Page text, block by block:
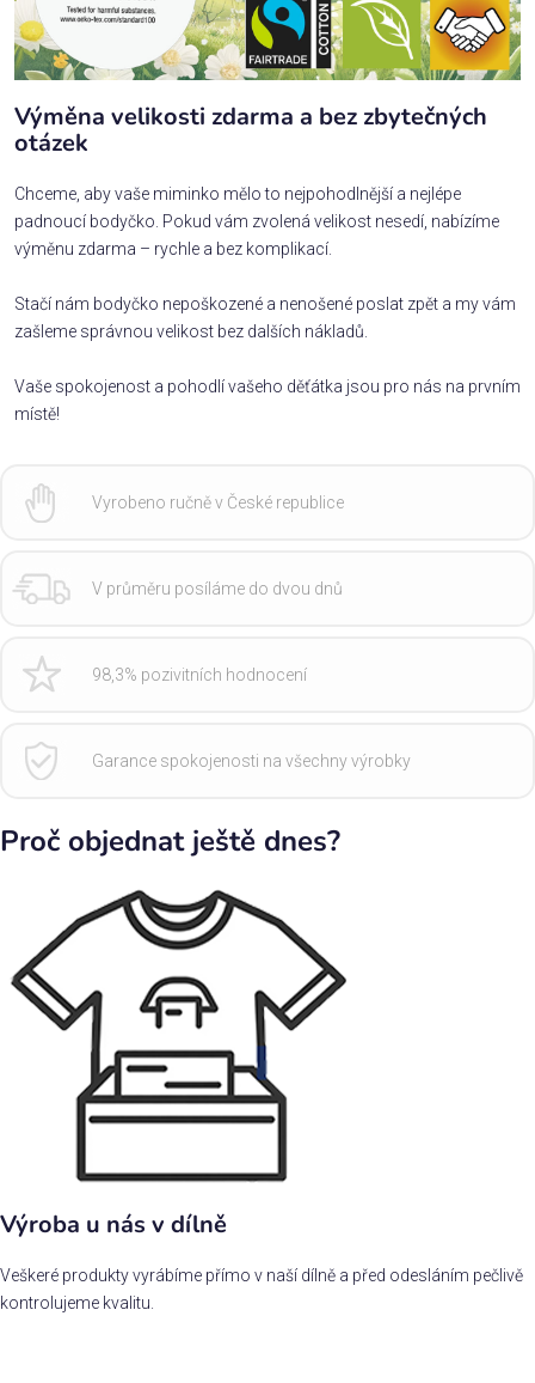
Výměna velikosti zdarma a bez zbytečných
otázek
Chceme, aby vaše miminko mělo to nejpohodlnější a nejlépe
padnoucí bodyčko. Pokud vám zvolená velikost nesedí, nabízíme
výměnu zdarma – rychle a bez komplikací.
Stačí nám bodyčko nepoškozené a nenošené poslat zpět a my vám
zašleme správnou velikost bez dalších nákladů.
Vaše spokojenost a pohodlí vašeho děťátka jsou pro nás na prvním
místě!
Vyrobeno ručně v České republice
V průměru posíláme do dvou dnů
98,3% pozivitních hodnocení
Garance spokojenosti na všechny výrobky
Proč objednat ještě dnes?
Výroba u nás v dílně
Veškeré produkty vyrábíme přímo v naší dílně a před odesláním pečlivě
kontrolujeme kvalitu.